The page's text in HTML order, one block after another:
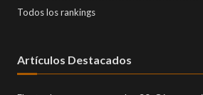
Todos los rankings
Artículos Destacados